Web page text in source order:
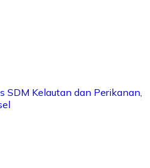
SDM Kelautan dan Perikanan,